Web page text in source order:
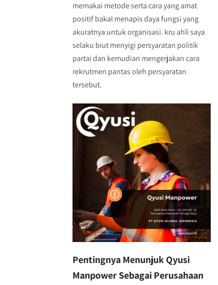
memakai metode serta cara yang amat
positif bakal menapis daya fungsi yang
akuratnya untuk organisasi. kru ahli saya
selaku biut menyigi persyaratan politik
partai dan kemudian mengerjakan cara
rekrutmen pantas oleh persyaratan
tersebut.
Pentingnya Menunjuk Qyusi
Manpower Sebagai Perusahaan